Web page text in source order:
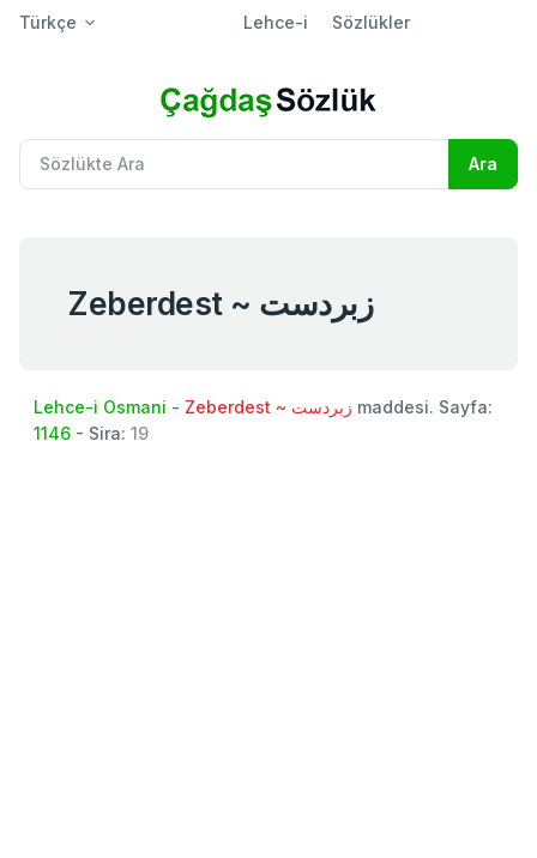
Türkçe Lehce-i Sözlükler
Zeberdest ~ زبردست
Lehce-i Osmani - Zeberdest ~ زبردست maddesi. Sayfa:
1146 - Sira: 19